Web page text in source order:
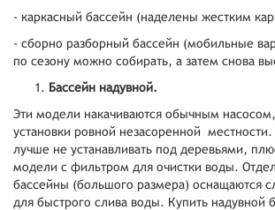
- каркасный бассейн (наделены жестким
- сборно разборный бассейн (мобильные
по сезону можно собирать, а затем снова
Бассейн надувной.
Эти модели накачиваются обычным
установки ровной незасоренной
лучше не устанавливать под деревьями,
модели с фильтром для очистки воды.
бассейны (большого размера) оснащаются
для быстрого слива воды. Купить надувной